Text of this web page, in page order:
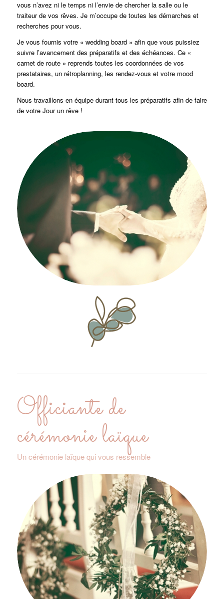
vous n’avez ni le temps ni l’envie de chercher la salle ou le
traiteur de vos rêves. Je m’occupe de toutes les démarches et
recherches pour vous.
Je vous fournis votre « wedding board » afin que vous puissiez
suivre l’avancement des préparatifs et des échéances. Ce «
carnet de route » reprends toutes les coordonnées de vos
prestataires, un rétroplanning, les rendez-vous et votre mood
board.
Nous travaillons en équipe durant tous les préparatifs afin de faire
de votre Jour un rêve !
Officiante de
cérémonie laïque
Un cérémonie laïque qui vous ressemble